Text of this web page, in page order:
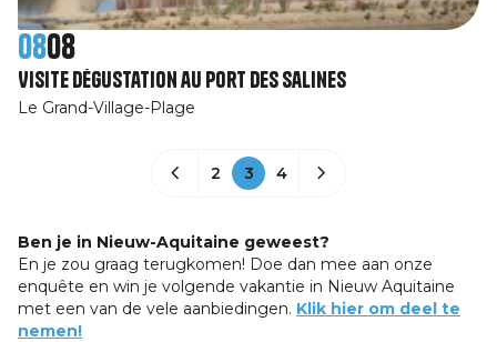
0808
Visite dégustation au Port des Salines
Le Grand-Village-Plage
2 3 4
Ben je in Nieuw-Aquitaine geweest?
En je zou graag terugkomen! Doe dan mee aan onze
enquête en win je volgende vakantie in Nieuw Aquitaine
met een van de vele aanbiedingen. Klik hier om deel te
nemen!